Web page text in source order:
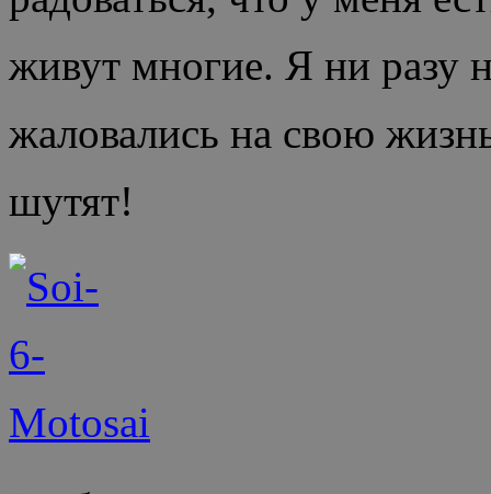
живут многие. Я ни разу
жаловались на свою
шутят!